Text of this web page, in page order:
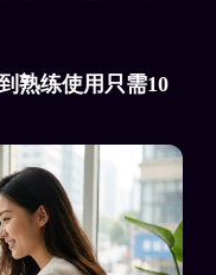
熟练使用只需10